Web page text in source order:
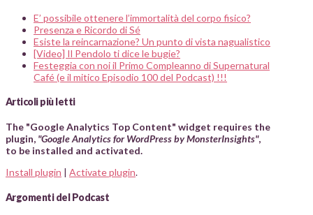
E’ possibile ottenere l’immortalità del corpo fisico?
Presenza e Ricordo di Sé
Esiste la reincarnazione? Un punto di vista nagualistico
[Video] Il Pendolo ti dice le bugie?
Festeggia con noi il Primo Compleanno di Supernatural
Café (e il mitico Episodio 100 del Podcast) !!!
Articoli più letti
The "Google Analytics Top Content" widget requires the
plugin, "Google Analytics for WordPress by MonsterInsights",
to be installed and activated.
Install plugin | Activate plugin.
Argomenti del Podcast